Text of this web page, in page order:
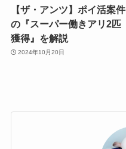
【ザ・アンツ】ポイ活案件
の『スーパー働きアリ2匹
獲得』を解説
2024年10月20日